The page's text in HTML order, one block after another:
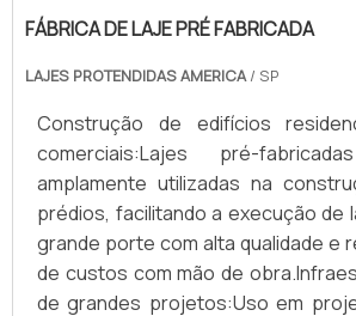
FÁBRICA DE LAJE PRÉ FABRICADA
LAJES PROTENDIDAS AMERICA/ SP
Construção de edifícios
comerciais:Lajes pré-
amplamente utilizadas na
prédios, facilitando a execução de
grande porte com alta qualidade e
de custos com mão de
de grandes projetos:Uso em